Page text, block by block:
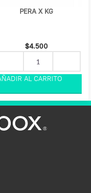
PERA X KG
$4.500